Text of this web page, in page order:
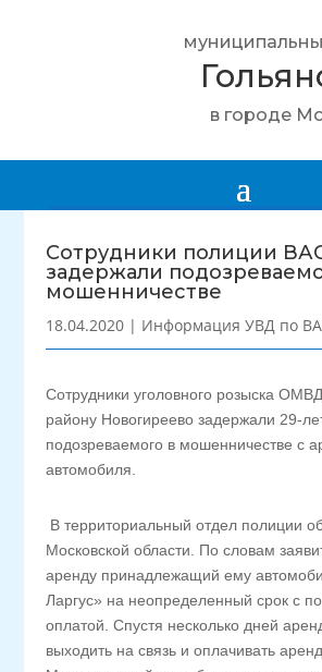
в городе
Сотрудники полиции
задержали
мошенничестве
18.04.2020 | Информация УВД по
Сотрудники уголовного розыска
району Новогиреево задержали 29-
подозреваемого в мошенничестве с
автомобиля.
В территориальный отдел полиции
Московской области. По словам
аренду принадлежащий ему
Ларгус» на неопределенный срок с
оплатой. Спустя несколько дней
выходить на связь и оплачивать